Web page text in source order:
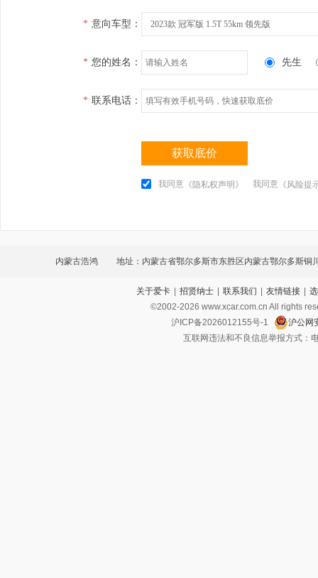
* 意向车型： 2023款 冠军版 1.5T 55km 领先版
* 您的姓名： 先生
* 联系电话：
获取底价
我同意 《隐私权声明》 我同意 《风险提
内蒙古浩鸿 地址：内蒙古省鄂尔多斯市东胜区内蒙古鄂尔多斯铜
庞大汽车城
关于爱卡 | 招贤纳士 | 联系我们 | 友情链接 |
©2002-2026 www.xcar.com.cn All rights
沪ICP备2026012155号-1
沪公网
互联网违法和不良信息举报方式：